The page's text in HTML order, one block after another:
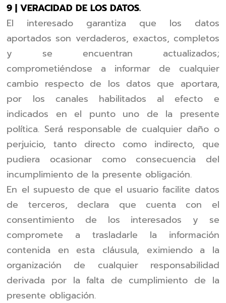
9 | VERACIDAD DE LOS DATOS.
El interesado garantiza que los datos
aportados son verdaderos, exactos, completos
y se encuentran actualizados;
comprometiéndose a informar de cualquier
cambio respecto de los datos que aportara,
por los canales habilitados al efecto e
indicados en el punto uno de la presente
política. Será responsable de cualquier daño o
perjuicio, tanto directo como indirecto, que
pudiera ocasionar como consecuencia del
incumplimiento de la presente obligación.
En el supuesto de que el usuario facilite datos
de terceros, declara que cuenta con el
consentimiento de los interesados y se
compromete a trasladarle la información
contenida en esta cláusula, eximiendo a la
organización de cualquier responsabilidad
derivada por la falta de cumplimiento de la
presente obligación.